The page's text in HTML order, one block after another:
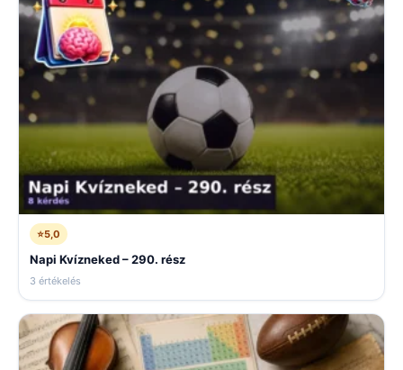
⭐5,0
Napi Kvízneked – 290. rész
3 értékelés